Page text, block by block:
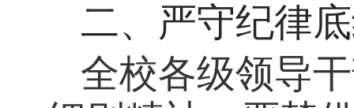
二、 严守纪律
全校各级领导